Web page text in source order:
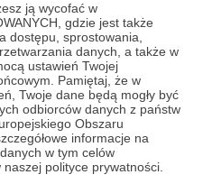
ją wycofać w
gdzie jest także
dostępu, sprostowania,
danych, a także w
ustawień Twojej
Pamiętaj, że w
Twoje dane będą mogły być
odbiorców danych z państw
Obszaru
informacje na
w tym celów
polityce prywatności.
autora